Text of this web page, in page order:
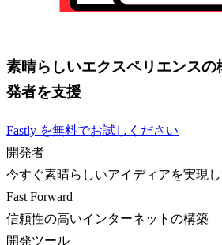
素晴らしいエクスペリエンスの
発者を支援
Fastly を無料でお試しください
開発者
今すぐ素晴らしいアイディアを実現
Fast Forward
信頼性の高いインターネットの構築
開発ツール